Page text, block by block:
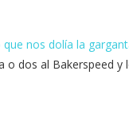
o dos al Bakerspeed y